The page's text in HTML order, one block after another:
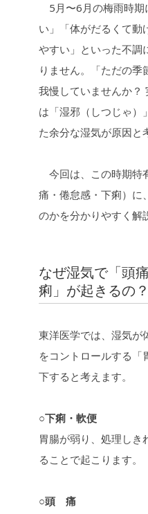
5月〜6月の梅雨時期
い」「体がだるくて動
やすい」といった不調
りません。
「ただの
我慢していませんか？
は「湿邪（しつじゃ）
た余分な湿気が原因と
今回は、この時期特
痛・倦怠感・下痢）に
のかを分かりやすく解
なぜ湿気で「頭
痢」が起きるの？
東洋医学では、湿気が
をコントロールする「
下すると考えます。
○下痢・軟便
胃腸が弱り、処理しき
ることで起こります。
○頭 痛